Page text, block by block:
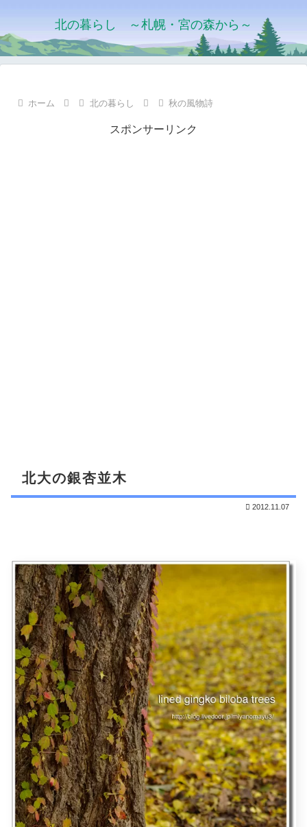
北の暮らし ～札幌・宮の森から～
ホーム 北の暮らし 秋の風物詩
スポンサーリンク
北大の銀杏並木
2012.11.07